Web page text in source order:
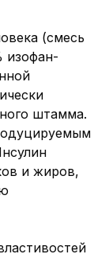
(смесь
изофан-
штамма.
и жиров,